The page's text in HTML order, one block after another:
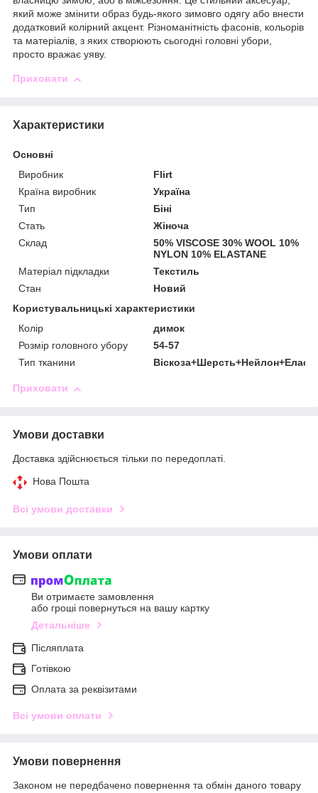
який може змінити образ будь-якого зимовго одягу або внести
додатковий колірний акцент. Різноманітність фасонів, кольорів
та матеріалів, з яких створюють сьогодні головні убори,
просто вражає уяву.
Приховати
Характеристики
Основні
Виробник
Flirt
Країна виробник
Україна
Тип
Біні
Стать
Жіноча
Склад
50% VISCOSE 30% WOOL 10%
NYLON 10% ELASTANE
Матеріал підкладки
Текстиль
Стан
Новий
Користувальницькі характеристики
Колір
димок
Розмір головного убору
54-57
Тип тканини
Приховати
Умови доставки
Доставка здійснюється тільки по передоплаті.
Нова Пошта
Всі умови доставки
Умови оплати
Ви отримаєте замовлення
або гроші повернуться на вашу картку
Детальніше
Післяплата
Готівкою
Оплата за реквізитами
Всі умови оплати
Умови повернення
Законом не передбачено повернення та обмін даного товару